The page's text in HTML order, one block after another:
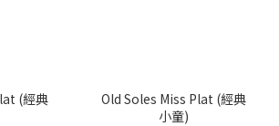
(經典
Old Soles Miss Plat (經典
小童)